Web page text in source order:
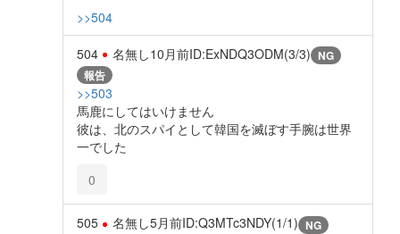
>>504
504 名無し10月前ID:ExNDQ3ODM(3/3) NG
報告
>>503
馬鹿にしてはいけません
彼は、北のスパイとして韓国を滅ぼす手腕は世界
一でした
0
505 名無し5月前ID:Q3MTc3NDY(1/1) NG